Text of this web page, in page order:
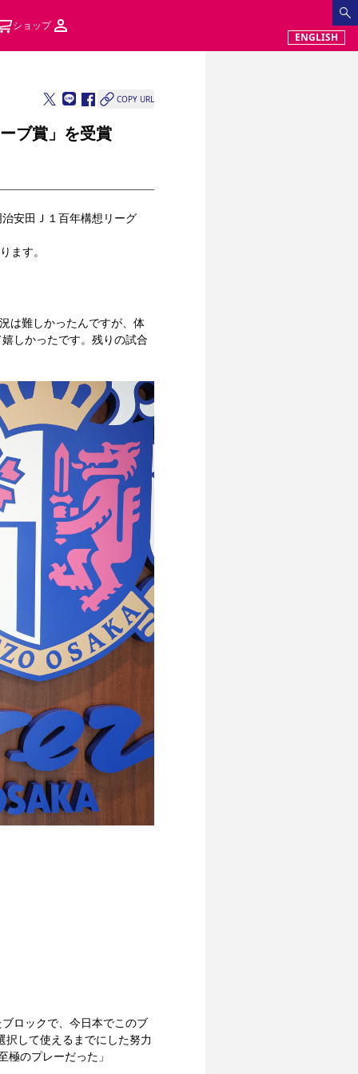
ショップ
ENGLISH
COPY URL
ブ賞」を受賞
安田Ｊ１百年構想リーグ
ます。
は難しかったんですが、体
しかったです。残りの試合
ロックで、今日本でこのブ
して使えるまでにした努力
のプレーだった」